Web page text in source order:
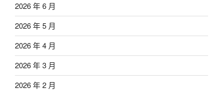
2026 年 6 月
2026 年 5 月
2026 年 4 月
2026 年 3 月
2026 年 2 月